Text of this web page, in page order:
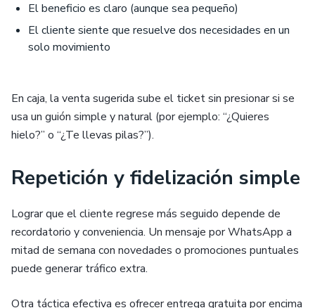
El beneficio es claro (aunque sea pequeño)
El cliente siente que resuelve dos necesidades en un
solo movimiento
En caja, la venta sugerida sube el ticket sin presionar si se
usa un guión simple y natural (por ejemplo: “¿Quieres
hielo?” o “¿Te llevas pilas?”).
Repetición y fidelización simple
Lograr que el cliente regrese más seguido depende de
recordatorio y conveniencia. Un mensaje por WhatsApp a
mitad de semana con novedades o promociones puntuales
puede generar tráfico extra.
Otra táctica efectiva es ofrecer entrega gratuita por encima